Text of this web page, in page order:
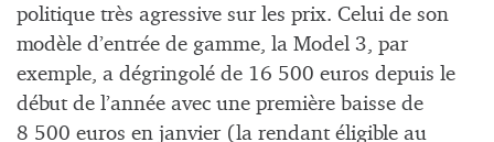
politique très agressive sur les prix. Celui de son
modèle d’entrée de gamme, la Model 3, par
exemple, a dégringolé de 16 500 euros depuis le
début de l’année avec une première baisse de
8 500 euros en janvier (la rendant éligible au